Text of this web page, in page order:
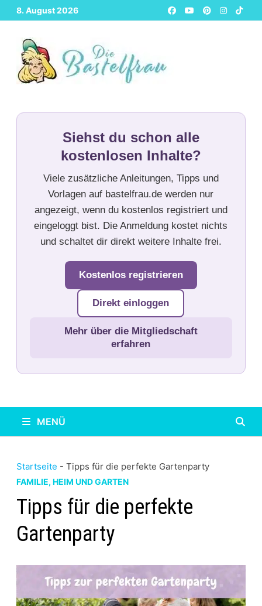
Zurück
zum
Inhalt
8. August 2026
Siehst du schon alle
kostenlosen Inhalte?
Viele zusätzliche Anleitungen, Tipps und
Vorlagen auf bastelfrau.de werden nur
angezeigt, wenn du kostenlos registriert und
eingeloggt bist. Die Anmeldung kostet nichts
und schaltet dir direkt weitere Inhalte frei.
Kostenlos registrieren
Direkt einloggen
Mehr über die Mitgliedschaft
erfahren
MENÜ
Startseite - Tipps für die perfekte Gartenparty
FAMILIE, HEIM UND GARTEN
Tipps für die perfekte
Gartenparty